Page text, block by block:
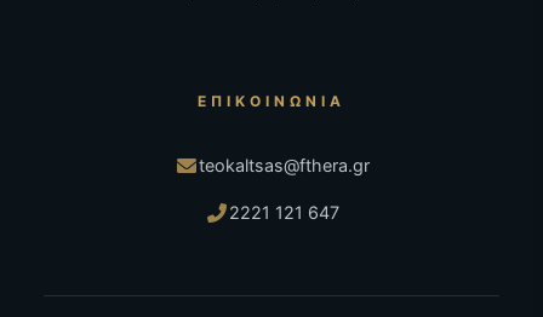
ΕΠΙΚΟΙΝΩΝΊΑ
teokaltsas@fthera.gr
2221 121 647